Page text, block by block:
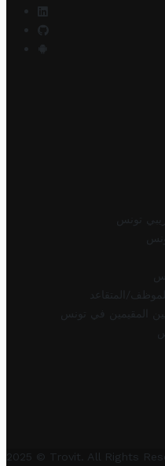
تونس
المتقاعد
المقيمين في تونس
2025 © Trovit. All Rights